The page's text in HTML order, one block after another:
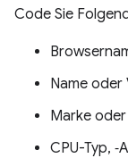
Code Sie
Name oder
Marke
CPU-Typ,